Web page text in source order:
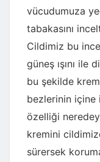
vücudumuza
tabakasını
Cildimiz bu
güneş ışını ile
bu şekilde
bezlerinin
özelliği
kremini
sürersek